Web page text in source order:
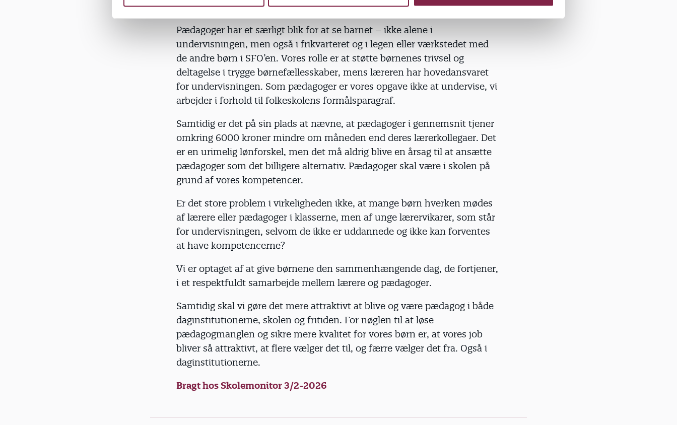
v
flere og flere børn har det svært i skolen.
Pædagoger har et særligt blik for at se barnet – ikke alene i
undervisningen, men også i frikvarteret og i legen eller værkstedet med
de andre børn i SFO’en. Vores rolle er at støtte børnenes trivsel og
deltagelse i trygge børnefællesskaber, mens læreren har hovedansvaret
for undervisningen. Som pædagoger er vores opgave ikke at undervise, vi
arbejder i forhold til folkeskolens formålsparagraf.
Samtidig er det på sin plads at nævne, at pædagoger i gennemsnit tjener
omkring 6000 kroner mindre om måneden end deres lærerkollegaer. Det
er en urimelig lønforskel, men det må aldrig blive en årsag til at ansætte
pædagoger som det billigere alternativ. Pædagoger skal være i skolen på
grund af vores kompetencer.
Er det store problem i virkeligheden ikke, at mange børn hverken mødes
af lærere eller pædagoger i klasserne, men af unge lærervikarer, som står
for undervisningen, selvom de ikke er uddannede og ikke kan forventes
at have kompetencerne?
Vi er optaget af at give børnene den sammenhængende dag, de fortjener,
i et respektfuldt samarbejde mellem lærere og pædagoger.
Samtidig skal vi gøre det mere attraktivt at blive og være pædagog i både
daginstitutionerne, skolen og fritiden. For nøglen til at løse
pædagogmanglen og sikre mere kvalitet for vores børn er, at vores job
bliver så attraktivt, at flere vælger det til, og færre vælger det fra. Også i
daginstitutionerne.
Bragt hos Skolemonitor 3/2-2026